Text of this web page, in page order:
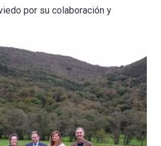
por su colaboración y